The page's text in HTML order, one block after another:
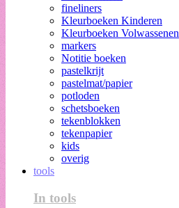
fineliners
Kleurboeken Kinderen
Kleurboeken Volwassenen
markers
Notitie boeken
pastelkrijt
pastelmat/papier
potloden
schetsboeken
tekenblokken
tekenpapier
kids
overig
tools
In tools